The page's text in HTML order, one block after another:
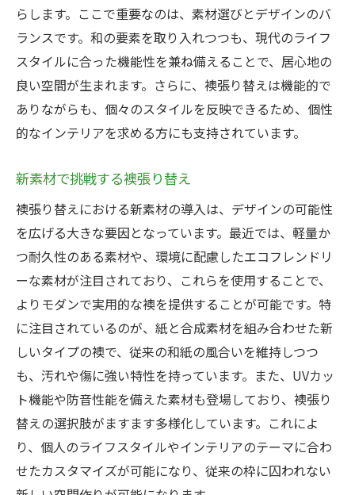
らします。ここで重要なのは、素材選びとデザインのバ
ランスです。和の要素を取り入れつつも、現代のライフ
スタイルに合った機能性を兼ね備えることで、居心地の
良い空間が生まれます。さらに、襖張り替えは機能的で
ありながらも、個々のスタイルを反映できるため、個性
的なインテリアを求める方にも支持されています。
新素材で挑戦する襖張り替え
襖張り替えにおける新素材の導入は、デザインの可能性
を広げる大きな要因となっています。最近では、軽量か
つ耐久性のある素材や、環境に配慮したエコフレンドリ
ーな素材が注目されており、これらを使用することで、
よりモダンで実用的な襖を提供することが可能です。特
に注目されているのが、紙と合成素材を組み合わせた新
しいタイプの襖で、従来の和紙の風合いを維持しつつ
も、汚れや傷に強い特性を持っています。また、UVカッ
ト機能や防音性能を備えた素材も登場しており、襖張り
替えの選択肢がますます多様化しています。これによ
り、個人のライフスタイルやインテリアのテーマに合わ
せたカスタマイズが可能になり、従来の枠に囚われない